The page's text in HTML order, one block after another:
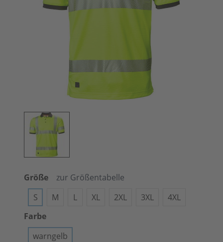
Größe
zur Größentabelle
S
M L XL 2XL 3XL
4XL
Farbe
warngelb